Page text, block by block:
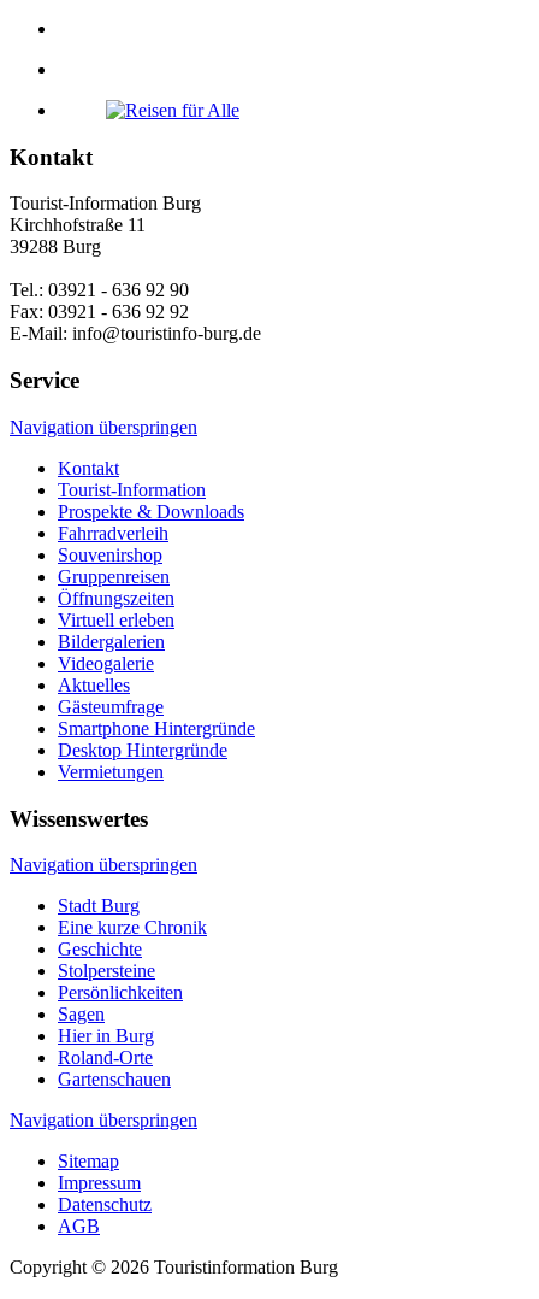
Kontakt
Tourist-Information Burg
Kirchhofstraße 11
39288 Burg
Tel.: 03921 - 636 92 90
Fax: 03921 - 636 92 92
E-Mail: info@touristinfo-burg.de
Service
Navigation überspringen
Kontakt
Tourist-Information
Prospekte & Downloads
Fahrradverleih
Souvenirshop
Gruppenreisen
Öffnungszeiten
Virtuell erleben
Bildergalerien
Videogalerie
Aktuelles
Gästeumfrage
Smartphone Hintergründe
Desktop Hintergründe
Vermietungen
Wissenswertes
Navigation überspringen
Stadt Burg
Eine kurze Chronik
Geschichte
Stolpersteine
Persönlichkeiten
Sagen
Hier in Burg
Roland-Orte
Gartenschauen
Navigation überspringen
Sitemap
Impressum
Datenschutz
AGB
Copyright © 2026 Touristinformation Burg